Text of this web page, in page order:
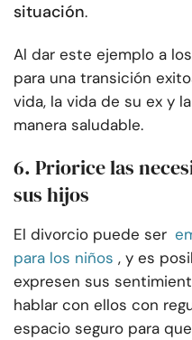
situación.
Al dar este ejemplo a
para una transición
vida, la vida de su ex y
manera saludable.
6. Priorice las
sus hijos
El divorcio puede ser
para los niños , y es
expresen sus
hablar con ellos con
espacio seguro para